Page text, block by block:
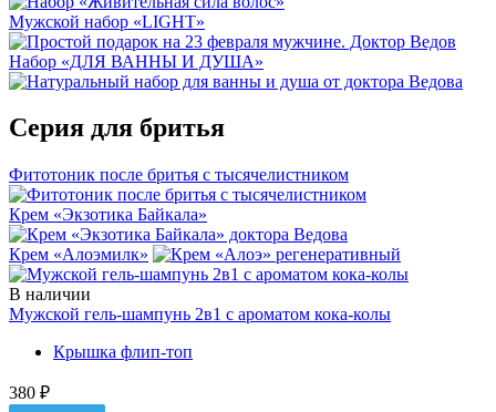
Мужской набор «LIGHT»
Набор «ДЛЯ ВАННЫ И ДУША»
Серия для бритья
Фитотоник после бритья с тысячелистником
Крем «Экзотика Байкала»
Крем «Алоэмилк»
В наличии
Мужской гель-шампунь 2в1 с ароматом кока-колы
Крышка флип-топ
380 ₽